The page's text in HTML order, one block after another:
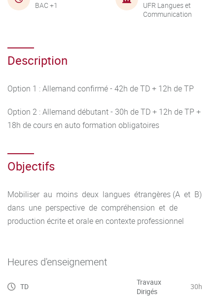
BAC +1
UFR Langues et
Communication
Description
Option 1 : Allemand confirmé - 42h de TD + 12h de TP
Option 2 : Allemand débutant - 30h de TD + 12h de TP +
18h de cours en auto formation obligatoires
Objectifs
Mobiliser au moins deux langues étrangères (A et B)
dans une perspective de compréhension et de
production écrite et orale en contexte professionnel
Heures d'enseignement
TD
Travaux
Dirigés
30h